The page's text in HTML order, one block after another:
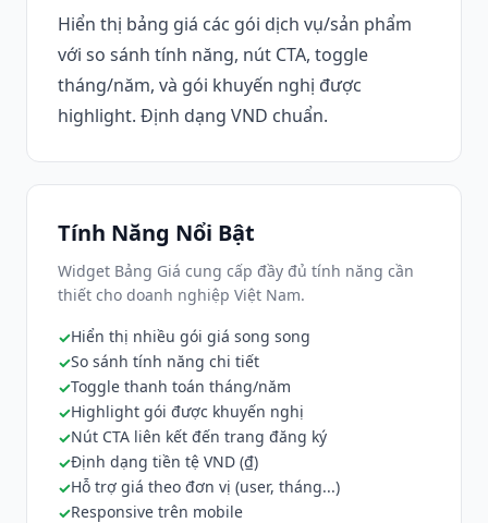
Hiển thị bảng giá các gói dịch vụ/sản phẩm
với so sánh tính năng, nút CTA, toggle
tháng/năm, và gói khuyến nghị được
highlight. Định dạng VND chuẩn.
Tính Năng Nổi Bật
Widget Bảng Giá cung cấp đầy đủ tính năng cần
thiết cho doanh nghiệp Việt Nam.
Hiển thị nhiều gói giá song song
So sánh tính năng chi tiết
Toggle thanh toán tháng/năm
Highlight gói được khuyến nghị
Nút CTA liên kết đến trang đăng ký
Định dạng tiền tệ VND (₫)
Hỗ trợ giá theo đơn vị (user, tháng...)
Responsive trên mobile